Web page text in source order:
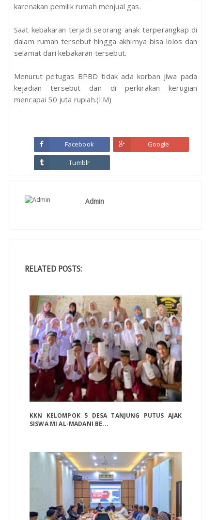
karenakan pemilik rumah menjual gas.
Saat kebakaran terjadi seorang anak terperangkap di
dalam rumah tersebut hingga akhirnya bisa lolos dan
selamat dari kebakaran tersebut.
Menurut petugas BPBD tidak ada korban jiwa pada
kejadian tersebut dan di perkirakan kerugian
mencapai 50 juta rupiah.(I.M)
Facebook Google
Tumblr
Admin
RELATED POSTS:
KKN KELOMPOK 5 DESA TANJUNG PUTUS AJAK
SISWA MI AL-MADANI BE...